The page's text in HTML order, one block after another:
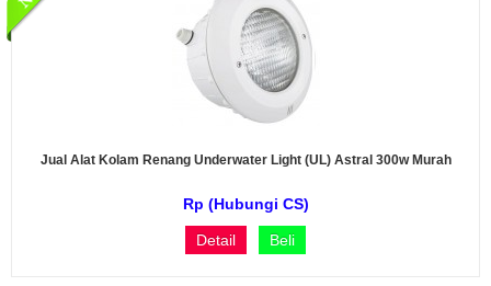
Jual Alat Kolam Renang Underwater Light (UL) Astral 300w Murah
Rp (Hubungi CS)
Detail Beli